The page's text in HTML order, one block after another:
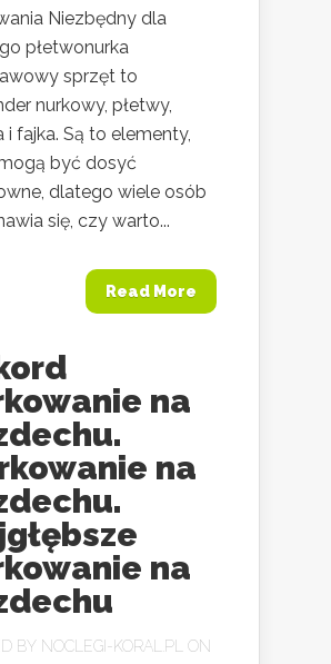
Niezbędny dla
płetwonurka
sprzęt to
nurkowy, płetwy,
i fajka. Są to elementy,
być dosyć
dlatego wiele osób
się, czy warto...
Read More
na
na
na
BY NOCLEGI-KORAL.PL
ON